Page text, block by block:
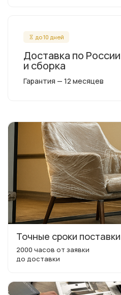
до 10 дней
Доставка по России
и сборка
Гарантия — 12 месяцев
Точные сроки поставки
2000 часов от заявки
до доставки